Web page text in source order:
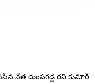
నేత దుంపగడ్డ రవి కుమార్